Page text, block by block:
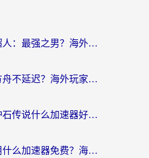
印度怎么玩一拳超人：最强之男？海外党国服游戏加速避坑指南
国外怎么玩明日方舟不延迟？海外玩家国服游戏加速终极指南（附DNF梦幻诛仙解决方案）
海外党别愁！打炉石传说什么加速器好用？3个实用技巧解决国服游戏卡顿
国外玩流放之路用什么加速器免费？海外党亲测有效的国服游戏加速指南